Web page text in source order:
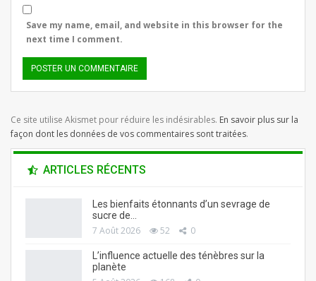
Save my name, email, and website in this browser for the
next time I comment.
Ce site utilise Akismet pour réduire les indésirables. En savoir plus sur la
façon dont les données de vos commentaires sont traitées.
ARTICLES RÉCENTS
Les bienfaits étonnants d’un sevrage de
sucre de…
7 Août 2026 52 0
L’influence actuelle des ténèbres sur la
planète